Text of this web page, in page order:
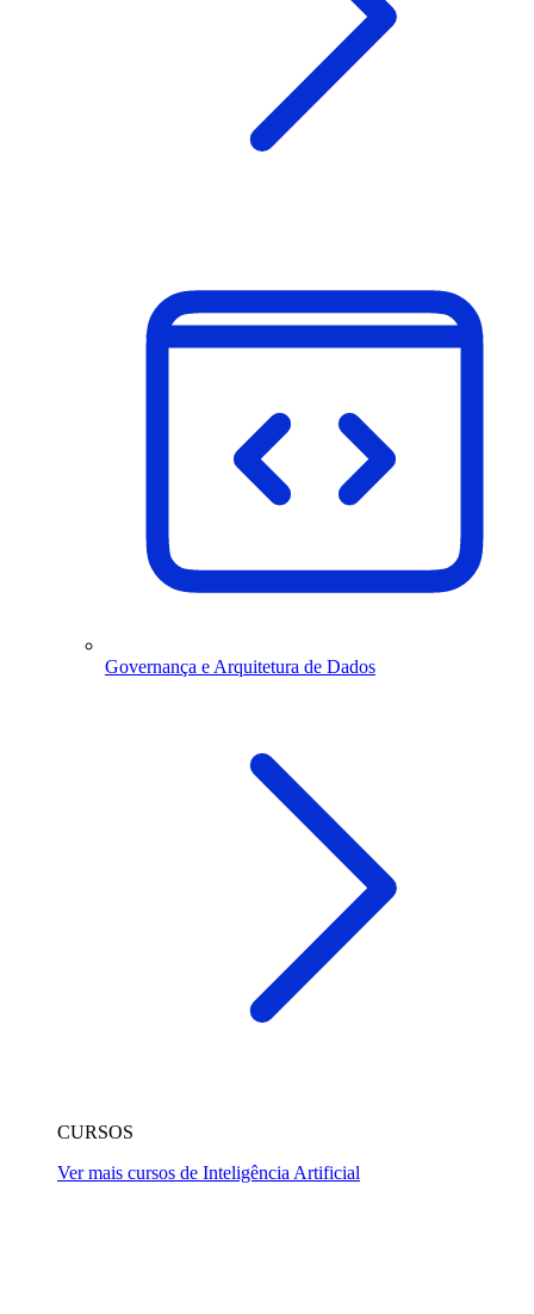
Governança e Arquitetura de Dados
CURSOS
Ver mais cursos de Inteligência Artificial